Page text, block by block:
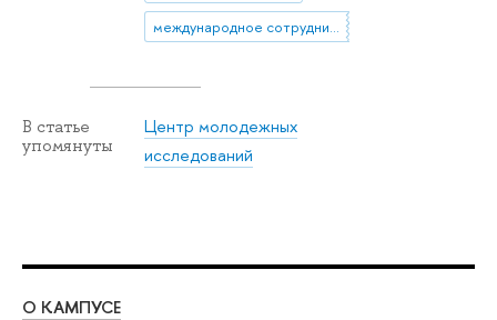
международное сотрудничество
В статье
упомянуты
Центр молодежных
исследований
О КАМПУСЕ